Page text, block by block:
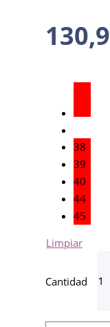
38
39
40
44
45
Limpiar